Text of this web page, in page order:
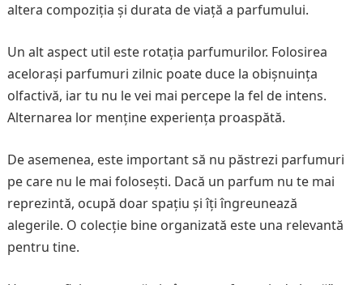
altera compoziția și durata de viață a parfumului.
Un alt aspect util este rotația parfumurilor. Folosirea
acelorași parfumuri zilnic poate duce la obișnuința
olfactivă, iar tu nu le vei mai percepe la fel de intens.
Alternarea lor menține experiența proaspătă.
De asemenea, este important să nu păstrezi parfumuri
pe care nu le mai folosești. Dacă un parfum nu te mai
reprezintă, ocupă doar spațiu și îți îngreunează
alegerile. O colecție bine organizată este una relevantă
pentru tine.